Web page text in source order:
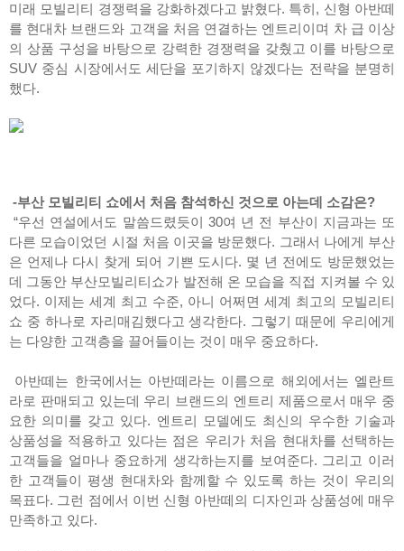
미래 모빌리티 경쟁력을 강화하겠다고 밝혔다. 특히, 신형 아반떼
를 현대차 브랜드와 고객을 처음 연결하는 엔트리이며 차 급 이상
의 상품 구성을 바탕으로 강력한 경쟁력을 갖췄고 이를 바탕으로
SUV 중심 시장에서도 세단을 포기하지 않겠다는 전략을 분명히
했다.
-부산 모빌리티 쇼에서 처음 참석하신 것으로 아는데 소감은?
“우선 연설에서도 말씀드렸듯이 30여 년 전 부산이 지금과는 또
다른 모습이었던 시절 처음 이곳을 방문했다. 그래서 나에게 부산
은 언제나 다시 찾게 되어 기쁜 도시다. 몇 년 전에도 방문했었는
데 그동안 부산모빌리티쇼가 발전해 온 모습을 직접 지켜볼 수 있
었다. 이제는 세계 최고 수준, 아니 어쩌면 세계 최고의 모빌리티
쇼 중 하나로 자리매김했다고 생각한다. 그렇기 때문에 우리에게
는 다양한 고객층을 끌어들이는 것이 매우 중요하다.
아반떼는 한국에서는 아반떼라는 이름으로 해외에서는 엘란트
라로 판매되고 있는데 우리 브랜드의 엔트리 제품으로서 매우 중
요한 의미를 갖고 있다. 엔트리 모델에도 최신의 우수한 기술과
상품성을 적용하고 있다는 점은 우리가 처음 현대차를 선택하는
고객들을 얼마나 중요하게 생각하는지를 보여준다. 그리고 이러
한 고객들이 평생 현대차와 함께할 수 있도록 하는 것이 우리의
목표다. 그런 점에서 이번 신형 아반떼의 디자인과 상품성에 매우
만족하고 있다.